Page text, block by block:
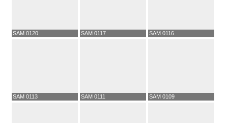
SAM 0120 SAM 0117 SAM 0116
SAM 0113 SAM 0111 SAM 0109